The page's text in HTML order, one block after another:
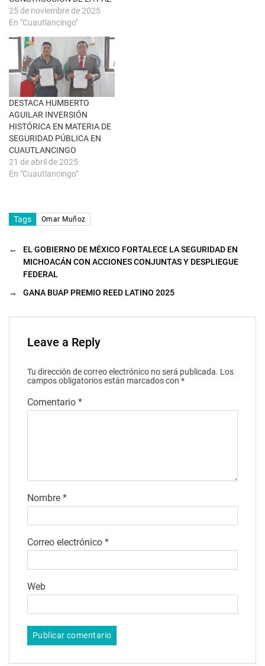
a
)
n
u
n
v
t
a
n
n
u
e
v
a
)
25 de noviembre de 2025
En "Cuautlancingo"
DESTACA HUMBERTO
AGUILAR INVERSIÓN
HISTÓRICA EN MATERIA DE
SEGURIDAD PÚBLICA EN
CUAUTLANCINGO
21 de abril de 2025
En "Cuautlancingo"
Tags Omar Muñoz
←
EL GOBIERNO DE MÉXICO FORTALECE LA SEGURIDAD EN
MICHOACÁN CON ACCIONES CONJUNTAS Y DESPLIEGUE
FEDERAL
→
GANA BUAP PREMIO REED LATINO 2025
Leave a Reply
Tu dirección de correo electrónico no será publicada. Los
campos obligatorios están marcados con *
Comentario *
Nombre *
Correo electrónico *
Web